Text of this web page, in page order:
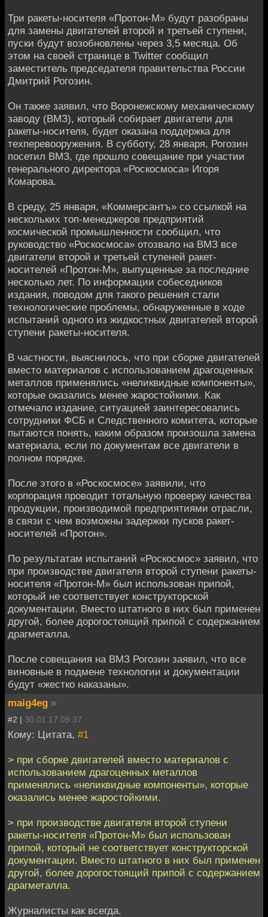
Три ракеты-носителя «Протон-М» будут разобраны
для замены двигателей второй и третьей ступени,
пуски будут возобновлены через 3,5 месяца. Об
этом на своей странице в Twitter сообщил
заместитель председателя правительства России
Дмитрий Рогозин.
Он также заявил, что Воронежскому механическому
заводу (ВМЗ), который собирает двигатели для
ракеты-носителя, будет оказана поддержка для
техперевооружения. В субботу, 28 января, Рогозин
посетил ВМЗ, где прошло совещание при участии
генерального директора «Роскосмоса» Игоря
Комарова.
В среду, 25 января, «Коммерсантъ» со ссылкой на​
нескольких топ-менеджеров предприятий
космической промышленности сообщил, что
руководство «Роскосмоса» отозвало на ВМЗ все
двигатели второй и третьей ступеней ракет-
носителей «Протон-М», выпущенные за последние
несколько лет. По информации собеседников
издания, поводом для такого решения стали
технологические проблемы, обнаруженные в ходе
испытаний одного из жидкостных двигателей второй
ступени ракеты-носителя.
В частности, выяснилось, что при сборке двигателей
вместо материалов с использованием драгоценных
металлов применялись «неликвидные компоненты»,
которые оказались менее жаростойкими. Как
отмечало издание, ситуацией заинтересовались
сотрудники ФСБ и Следственного комитета, которые
пытаются понять, каким образом произошла замена
материала, если по документам все двигатели в
полном порядке.
После этого в «Роскосмосе» заявили, что
корпорация проводит тотальную проверку качества
продукции, производимой предприятиями отрасли,
в связи с чем возможны задержки пусков ракет-
носителей «Протон».
По результатам испытаний «Роскосмос» заявил, что
при производстве двигателя второй ступени ракеты-
носителя «Протон-М» был использован припой,
который не соответствует конструкторской
документации. Вместо штатного в них был применен
другой, более дорогостоящий припой с содержанием
драгметалла.
После совещания на ВМЗ Рогозин заявил, что все
виновные в подмене технологии и документации
будут «жестко наказаны».
maig4eg »
#2 | 30.01.17 09:37
Кому: Цитата, #1
> при сборке двигателей вместо материалов с
использованием драгоценных металлов
применялись «неликвидные компоненты», которые
оказались менее жаростойкими.
> при производстве двигателя второй ступени
ракеты-носителя «Протон-М» был использован
припой, который не соответствует конструкторской
документации. Вместо штатного в них был применен
другой, более дорогостоящий припой с содержанием
драгметалла.
Журналисты как всегда.